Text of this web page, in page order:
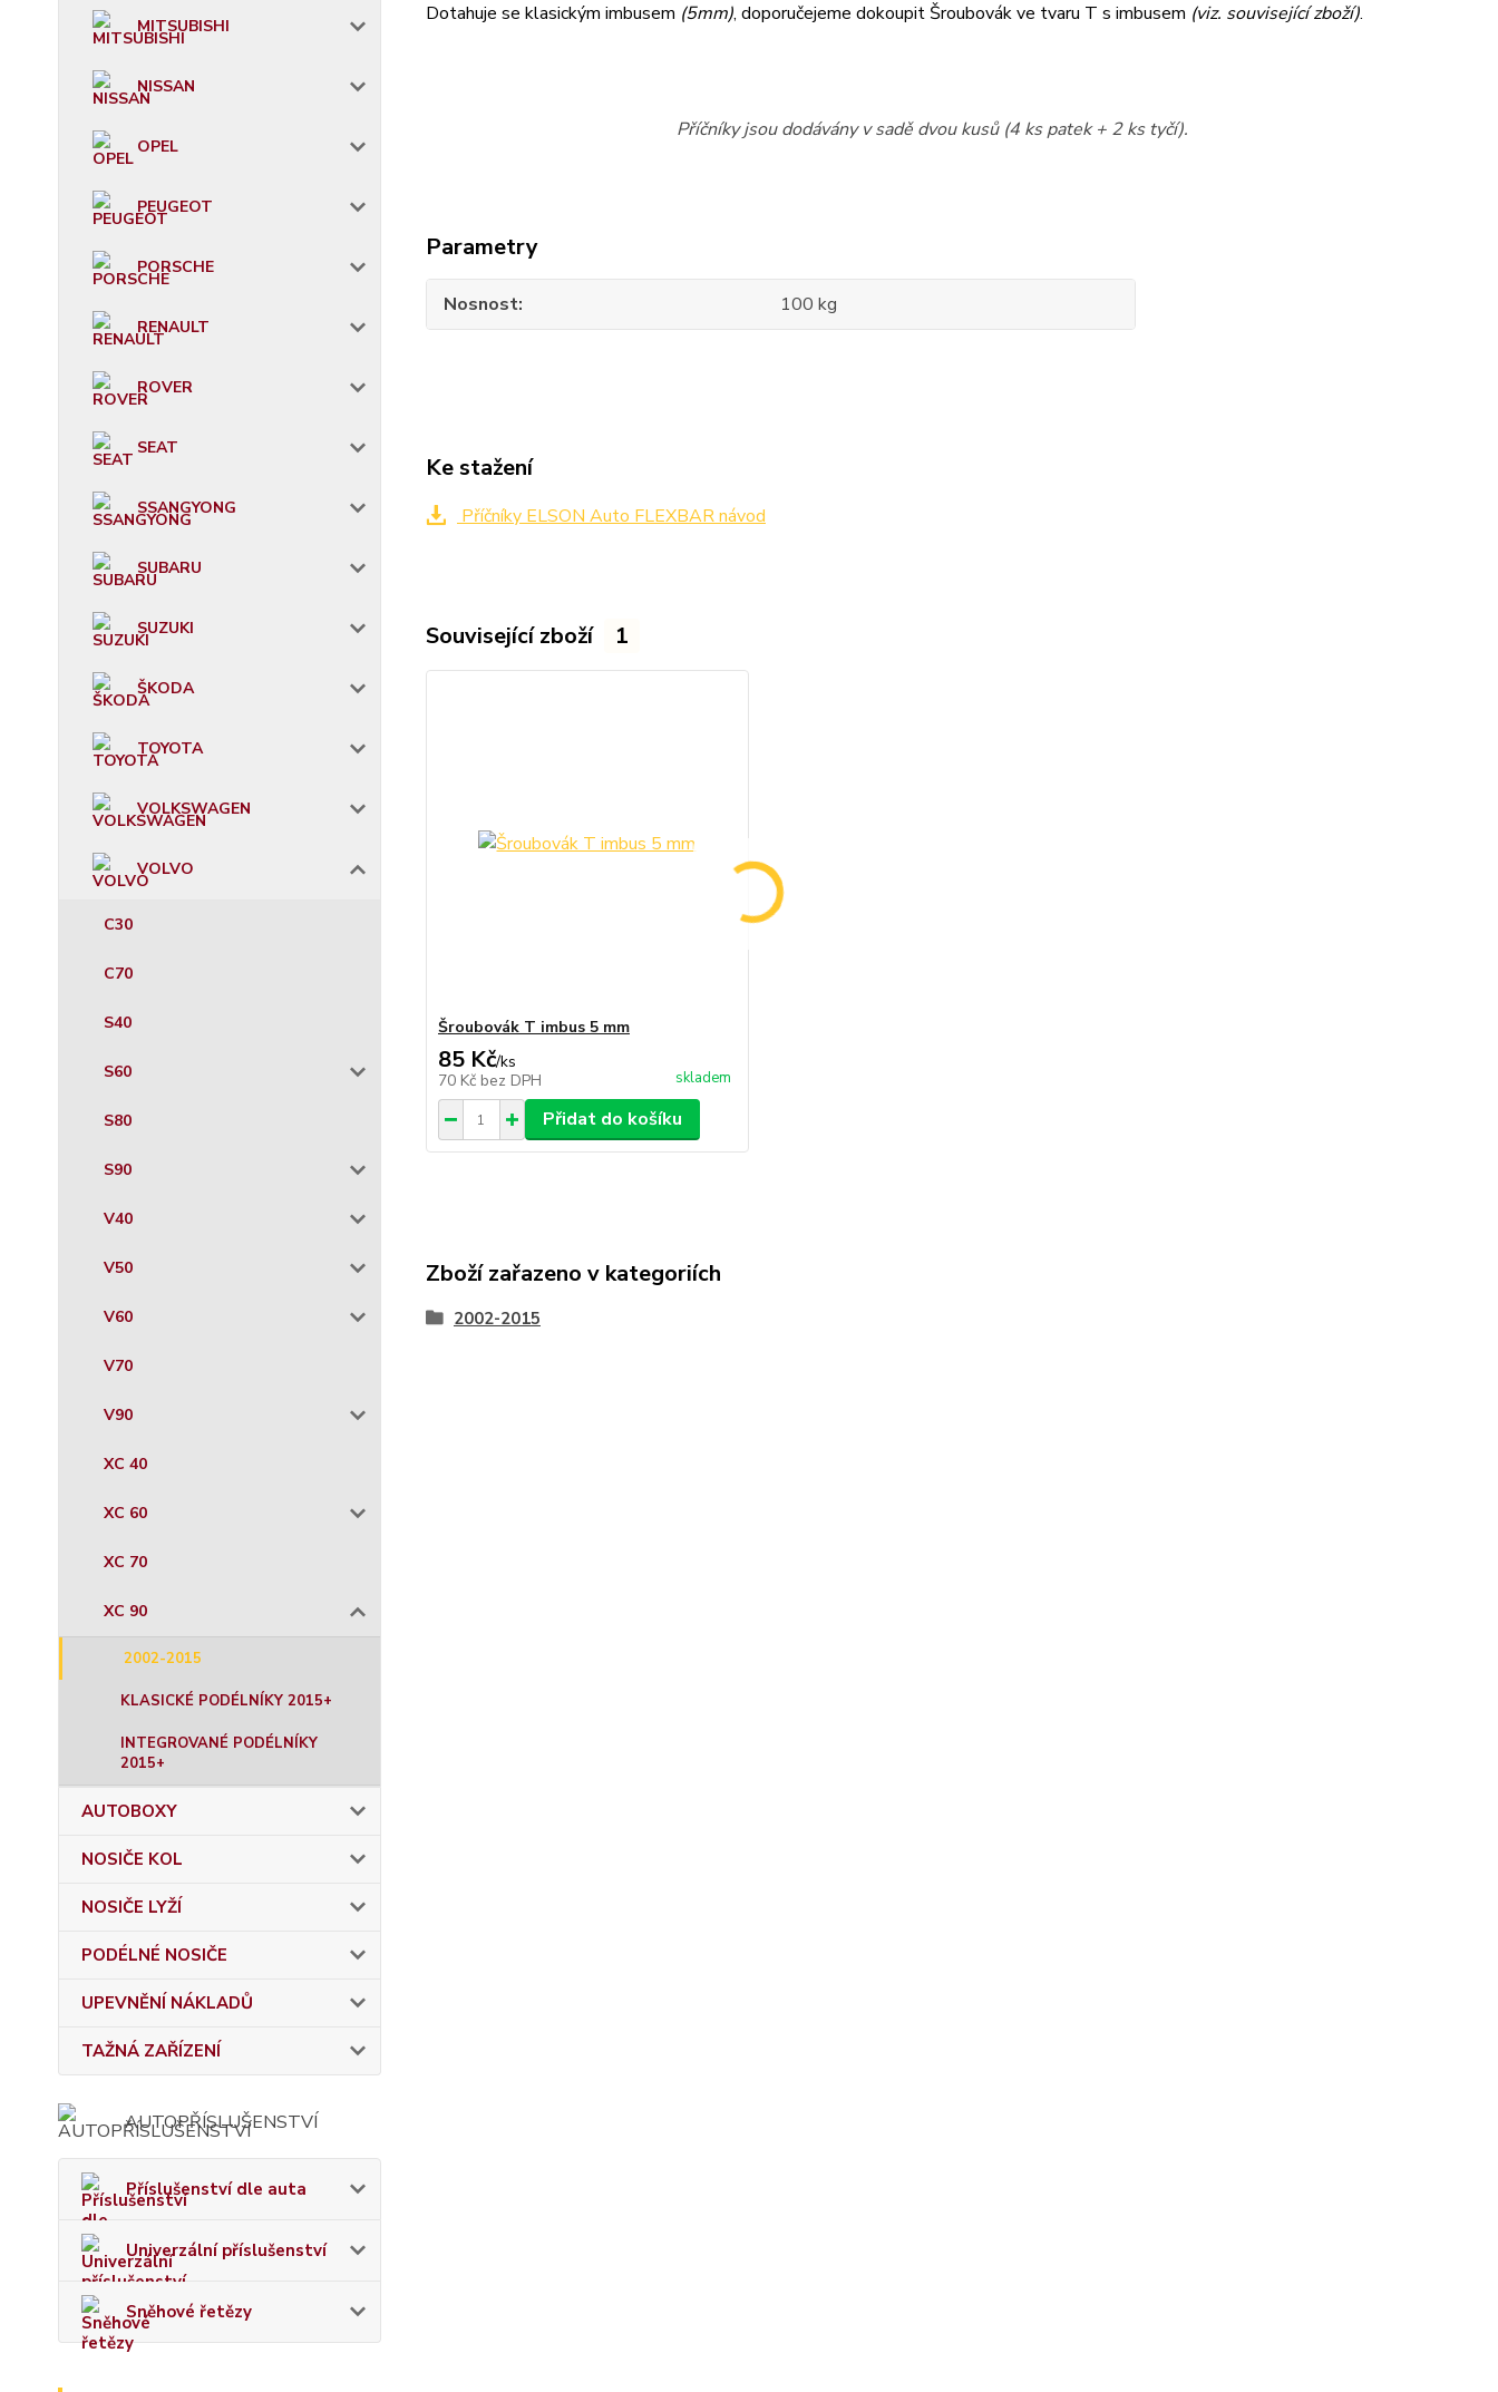
MITSUBISHI
NISSAN
OPEL
PEUGEOT
PORSCHE
RENAULT
ROVER
SEAT
SSANGYONG
SUBARU
SUZUKI
ŠKODA
TOYOTA
VOLKSWAGEN
VOLVO
C30
C70
S40
S60
S80
S90
V40
V50
V60
V70
V90
XC 40
XC 60
XC 70
XC 90
2002-2015
KLASICKÉ PODÉLNÍKY 2015+
INTEGROVANÉ PODÉLNÍKY
2015+
AUTOBOXY
NOSIČE KOL
NOSIČE LYŽÍ
PODÉLNÉ NOSIČE
UPEVNĚNÍ NÁKLADŮ
TAŽNÁ ZAŘÍZENÍ
AUTOPŘÍSLUŠENSTVÍ
Příslušenství dle auta
Univerzální příslušenství
Sněhové řetězy
Dotahuje se klasickým imbusem (5mm), doporučejeme dokoupit Šroubovák ve tvaru T s imbusem (viz. související zboží).
Příčníky jsou dodávány v sadě dvou kusů (4 ks patek + 2 ks tyčí).
Parametry
Nosnost 100 kg
Ke stažení
Příčníky ELSON Auto FLEXBAR návod
Související zboží 1
Šroubovák T imbus 5 mm
85 Kč/ks
70 Kč bez DPH skladem
Přidat do košíku
Zboží zařazeno v kategoriích
2002-2015